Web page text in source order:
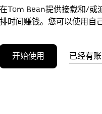
在Tom Bean提供接载和/或
排时间赚钱。您可以使用自
开始使用 已经有